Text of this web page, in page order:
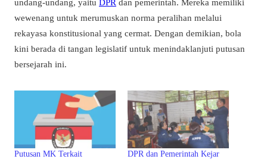
undang-undang, yaitu DPR dan pemerintah. Mereka memiliki
wewenang untuk merumuskan norma peralihan melalui
rekayasa konstitusional yang cermat. Dengan demikian, bola
kini berada di tangan legislatif untuk menindaklanjuti putusan
bersejarah ini.
Putusan MK Terkait
DPR dan Pemerintah Kejar